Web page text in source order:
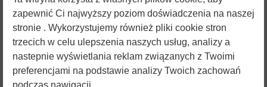
barwniki które wyróżnią świece pośród standardowych. W
naszym sklepie można znaleźć formy do świec na każdą
okazję o różnych kształtach.
Zdjęcia są ilustracją poglądową i czasami przedmioty mogą
różnić się od wyglądu w rzeczywistości. Nie zmienia to jednak
ich właściwości użytkowych.
zapewnić Ci najwyższy poziom doświadczenia na naszej
stronie . Wykorzystujemy również pliki cookie stron
trzecich w celu ulepszenia naszych usług, analizy a
nastepnie wyświetlania reklam związanych z Twoimi
preferencjami na podstawie analizy Twoich zachowań
podczas nawigacji.